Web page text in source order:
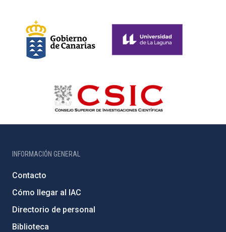
INFORMACIÓN GENERAL
Contacto
Cómo llegar al IAC
Directorio de personal
Biblioteca